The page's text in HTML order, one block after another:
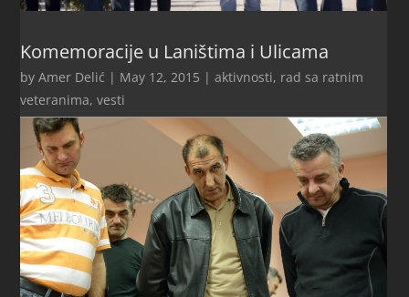
Komemoracije u Laništima i Ulicama
byAmer Delić | May 12, 2015 |aktivnosti, rad sa ratnim
veteranima,vesti